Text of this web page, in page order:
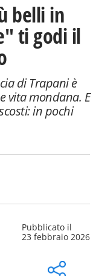
belli in
ti godi il
di Trapani è
vita mondana. E
in pochi
Pubblicato il
23 febbraio 2026